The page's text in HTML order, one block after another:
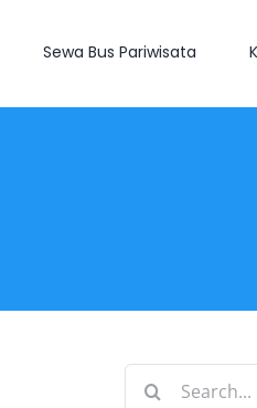
Sewa Bus Pariwisata
Search